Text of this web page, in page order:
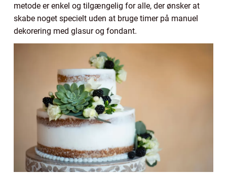
metode er enkel og tilgængelig for alle, der ønsker at
skabe noget specielt uden at bruge timer på manuel
dekorering med glasur og fondant.